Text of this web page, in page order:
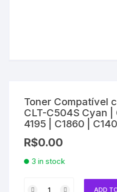
Toner Compatível
CLT-C504S Cyan |
4195 | C1860 |
R$0.00
3 in stock
ADD